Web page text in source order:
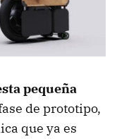
pequeña
de prototipo,
que ya es